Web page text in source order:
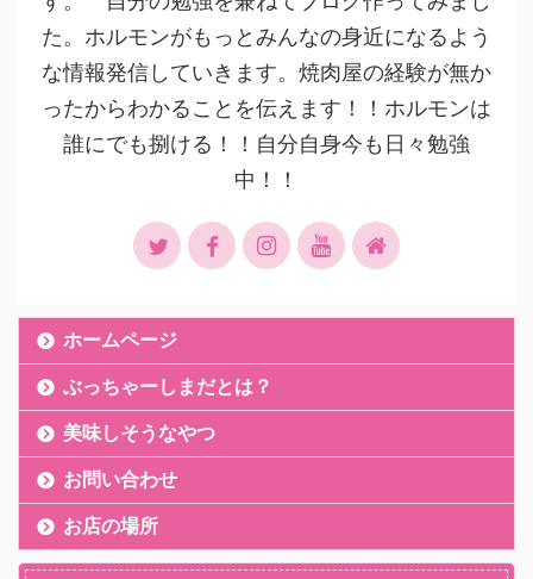
た。ホルモンがもっとみんなの身近になるよう
な情報発信していきます。焼肉屋の経験が無か
ったからわかることを伝えます！！ホルモンは
誰にでも捌ける！！自分自身今も日々勉強
中！！
ホームページ
ぶっちゃーしまだとは？
美味しそうなやつ
お問い合わせ
お店の場所